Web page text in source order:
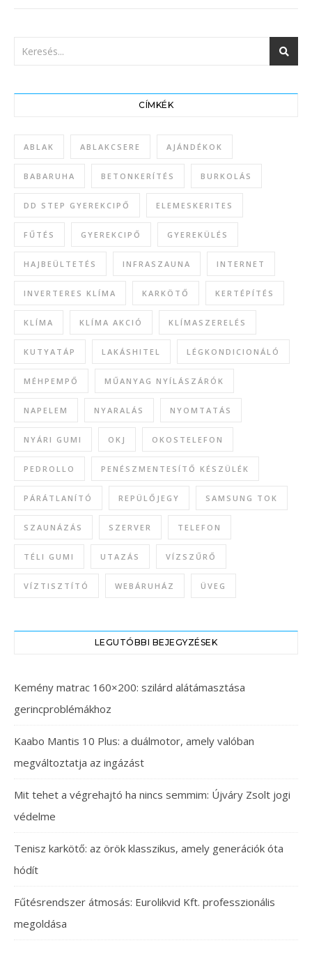
CÍMKÉK
ABLAK ABLAKCSERE AJÁNDÉKOK
BABARUHA BETONKERÍTÉS BURKOLÁS
DD STEP GYEREKCIPŐ ELEMESKERITES
FŰTÉS GYEREKCIPŐ GYEREKÜLÉS
HAJBEÜLTETÉS INFRASZAUNA INTERNET
INVERTERES KLÍMA KARKÖTŐ KERTÉPÍTÉS
KLÍMA KLÍMA AKCIÓ KLÍMASZERELÉS
KUTYATÁP LAKÁSHITEL LÉGKONDICIONÁLÓ
MÉHPEMPŐ MŰANYAG NYÍLÁSZÁRÓK
NAPELEM NYARALÁS NYOMTATÁS
NYÁRI GUMI OKJ OKOSTELEFON
PEDROLLO PENÉSZMENTESÍTŐ KÉSZÜLÉK
PÁRÁTLANÍTÓ REPÜLŐJEGY SAMSUNG TOK
SZAUNÁZÁS SZERVER TELEFON
TÉLI GUMI UTAZÁS VÍZSZŰRŐ
VÍZTISZTÍTÓ WEBÁRUHÁZ ÜVEG
LEGUTÓBBI BEJEGYZÉSEK
Kemény matrac 160×200: szilárd alátámasztása
gerincproblémákhoz
Kaabo Mantis 10 Plus: a duálmotor, amely valóban
megváltoztatja az ingázást
Mit tehet a végrehajtó ha nincs semmim: Újváry Zsolt jogi
védelme
Tenisz karkötő: az örök klasszikus, amely generációk óta
hódít
Fűtésrendszer átmosás: Eurolikvid Kft. professzionális
megoldása